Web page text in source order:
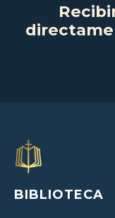
BIBLIOTECA